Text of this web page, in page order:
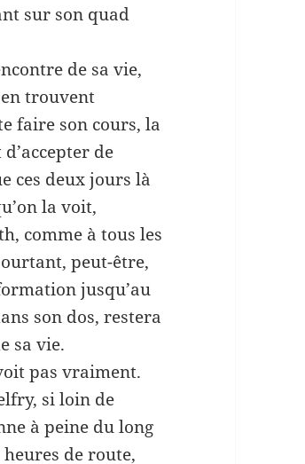
sur son quad
de sa vie,
trouvent
faire son cours, la
de
ces deux jours là
la voit,
comme à tous les
peut-être,
jusqu’au
son dos, restera
sa vie.
pas vraiment.
si loin de
à peine du long
de route,